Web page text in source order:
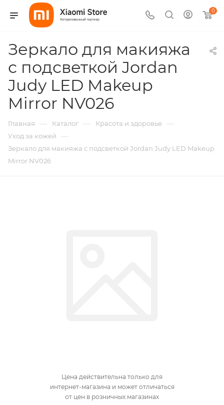
0
Зеркало для макияжа
с подсветкой Jordan
Judy LED Makeup
Mirror NV026
Главная — Каталог — Красота и здоровье —
Уход за кожей —
Зеркало для макияжа с подсветкой Jordan Judy LED Makeup
Mirror NV026
Цена действительна только для
интернет-магазина и может отличаться
от цен в розничных магазинах